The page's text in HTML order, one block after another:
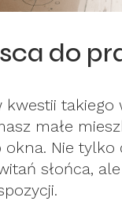
do
kwestii
małe
Nie tylko
słońca,